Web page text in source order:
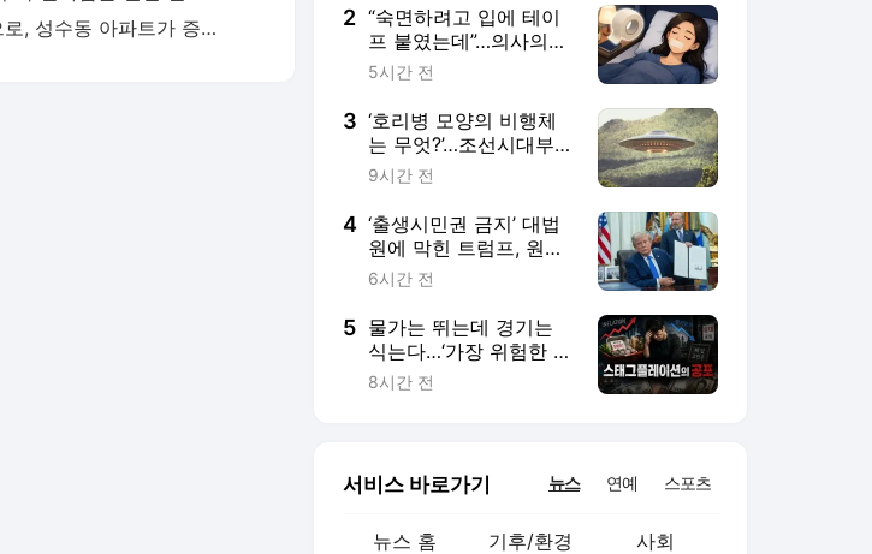
14억에서 40억으로, 성수동 아파트가 증명한 남궁민의 27년 공식 2 “숙면하려고 입에 테이
프 붙였는데”…의사의
‘위험성’ 경고
5시간 전
3 ‘호리병 모양의 비행체
는 무엇?’…조선시대부터
현재까지, 한국서 목격
9시간 전
4 ‘출생시민권 금지’ 대법
원에 막힌 트럼프, 원정
출산 차단 행정명령 서
6시간 전
5 물가는 뛰는데 경기는
식는다…‘가장 위험한 신
호’ [스태그플레이션의
8시간 전
서비스 바로가기 뉴스 연예 스포츠
뉴스 홈 기후/환경 사회